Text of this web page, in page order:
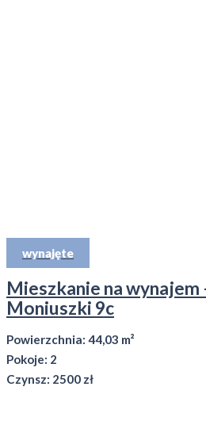
wynajęte
Mieszkanie na wynajem
Moniuszki 9c
Powierzchnia: 44,03 m²
Pokoje: 2
Czynsz: 2500 zł